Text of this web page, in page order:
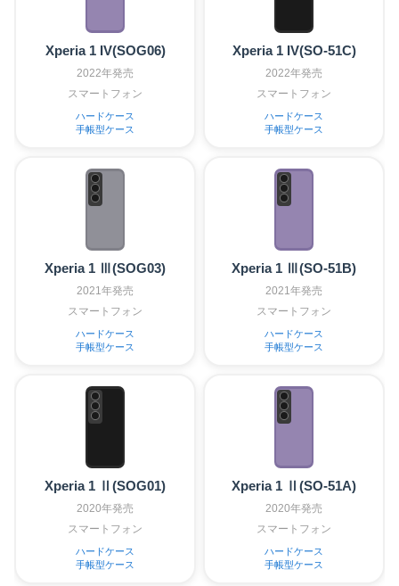
Xperia 1 IV(SOG06)
2022年発売
スマートフォン
ハードケース
手帳型ケース
Xperia 1 IV(SO-51C)
2022年発売
スマートフォン
ハードケース
手帳型ケース
Xperia 1 Ⅲ(SOG03)
2021年発売
スマートフォン
ハードケース
手帳型ケース
Xperia 1 Ⅲ(SO-51B)
2021年発売
スマートフォン
ハードケース
手帳型ケース
Xperia 1 Ⅱ(SOG01)
2020年発売
スマートフォン
ハードケース
手帳型ケース
Xperia 1 Ⅱ(SO-51A)
2020年発売
スマートフォン
ハードケース
手帳型ケース